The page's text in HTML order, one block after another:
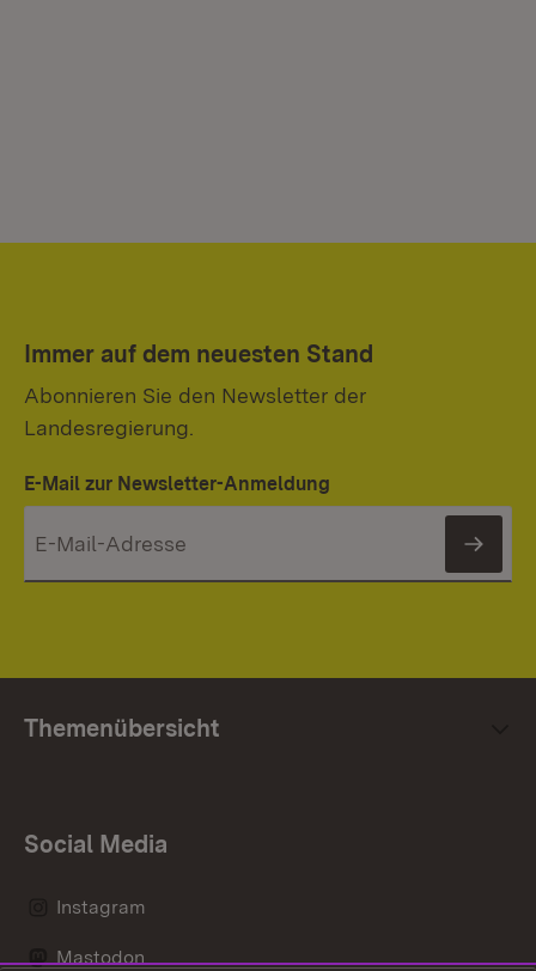
Immer auf dem neuesten Stand
Abonnieren Sie den Newsletter der
Landesregierung.
E-Mail zur Newsletter-Anmeldung
Themenübersicht
Social Media
Instagram
Mastodon